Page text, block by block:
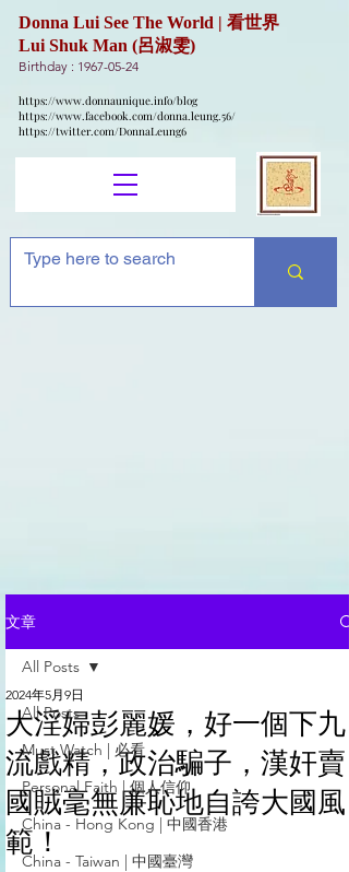
Donna Lui See The World | 看世界
Lui Shuk Man (呂淑雯)
Birthday : 1967-05-24
https://www.donnaunique.info/blog
https://www.facebook.com/donna.leung.56/
https://twitter.com/DonnaLeung6
文章
All Posts
Must Watch | 必看
Personal Faith | 個人信仰
China - Hong Kong | 中國香港
China - Taiwan | 中國臺灣
All Posts
大淫婦彭麗媛，好一個下九
流戲精，政治騙子，漢奸賣
國賊毫無廉恥地自誇大國風
範！
2024年5月9日